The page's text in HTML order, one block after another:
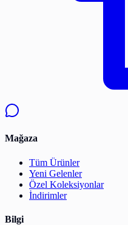
Mağaza
Tüm Ürünler
Yeni Gelenler
Özel Koleksiyonlar
İndirimler
Bilgi